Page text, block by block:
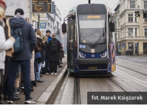
fot. Marek Księżarek